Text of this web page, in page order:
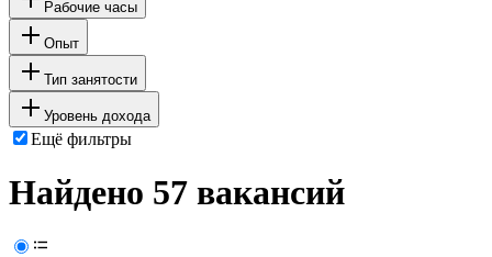
Рабочие часы
Опыт
Тип занятости
Уровень дохода
Ещё фильтры
Найдено 57 вакансий